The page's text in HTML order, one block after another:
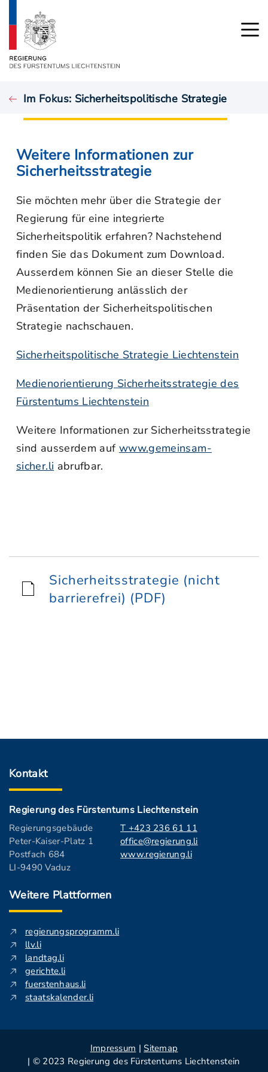
Im Fokus: Sicherheitspolitische Strategie
Weitere Informationen zur
Sicherheitsstrategie
Sie möchten mehr über die Strategie der
Regierung für eine integrierte
Sicherheitspolitik erfahren? Nachstehend
finden Sie das Dokument zum Download.
Ausserdem können Sie an dieser Stelle die
Medienorientierung anlässlich der
Präsentation der Sicherheitspolitischen
Strategie nachschauen.
Sicherheitspolitische Strategie Liechtenstein
Medienorientierung Sicherheitsstrategie des
Fürstentums Liechtenstein
Weitere Informationen zur Sicherheitsstrategie
sind ausserdem auf www.gemeinsam-
sicher.li abrufbar.
Sicherheitsstrategie (nicht
barrierefrei) (PDF)
Kontakt
Regierung des Fürstentums Liechtenstein
Regierungsgebäude
Peter-Kaiser-Platz 1
Postfach 684
LI-9490 Vaduz
T +423 236 61 11
office@regierung.li
www.regierung.li
Weitere Plattformen
regierungsprogramm.li
llv.li
landtag.li
gerichte.li
fuerstenhaus.li
staatskalender.li
Impressum | Sitemap
| © 2023 Regierung des Fürstentums Liechtenstein